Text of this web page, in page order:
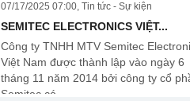
07/17/2025 07:00, Tin tức - Sự kiện
SEMITEC ELECTRONICS VIỆT...
Công ty TNHH MTV Semitec
Việt Nam được thành lập vào ngày 6
tháng 11 năm 2014 bởi công ty cổ
Semitec có...